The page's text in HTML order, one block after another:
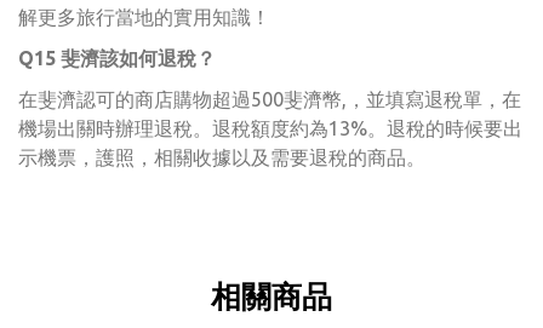
解更多旅行當地的實用知識！
Q15 斐濟該如何退稅？
在斐濟認可的商店購物超過500斐濟幣,，並填寫退稅單，在
機場出關時辦理退稅。 退稅額度約為13%。 退稅的時候要出
示機票，護照，相關收據以及需要退稅的商品。
相關商品